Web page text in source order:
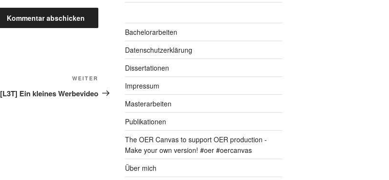
Nächster
Beitrag
WEITER
[L3T] Ein kleines Werbevideo
Bachelorarbeiten
Datenschutzerklärung
Dissertationen
Impressum
Masterarbeiten
Publikationen
The OER Canvas to support OER production -
Make your own version! #oer #oercanvas
Über mich